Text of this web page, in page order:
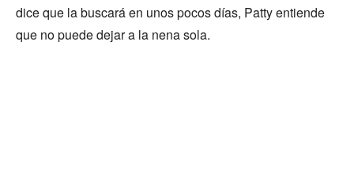
dice que la buscará en unos pocos días, Patty entiende
que no puede dejar a la nena sola.